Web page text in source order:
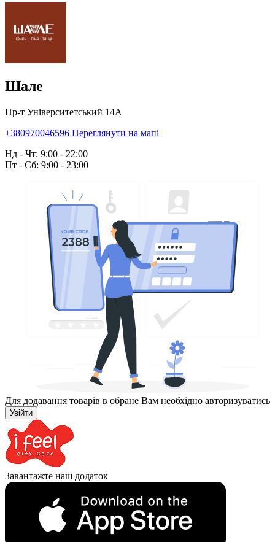
Шале
Пр-т Університетський 14А
+380970046596 Переглянути на мапі
Нд - Чт: 9:00 - 22:00
Пт - Сб: 9:00 - 23:00
Для додавання товарів в обране Вам необхідно авторизуватись
Увійти
Завантажте наш додаток